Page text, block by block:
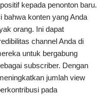
kepada penonton baru.
bahwa konten yang Anda
orang. Ini dapat
channel Anda di
untuk bergabung
subscriber. Dengan
jumlah view
pada